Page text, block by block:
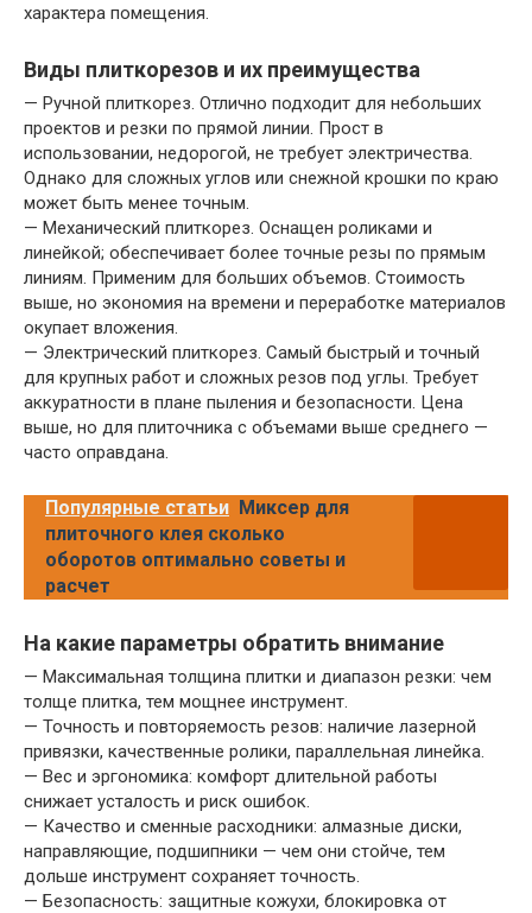
характера помещения.
Виды плиткорезов и их преимущества
— Ручной плиткорез. Отлично подходит для небольших
проектов и резки по прямой линии. Прост в
использовании, недорогой, не требует электричества.
Однако для сложных углов или снежной крошки по краю
может быть менее точным.
— Механический плиткорез. Оснащен роликами и
линейкой; обеспечивает более точные резы по прямым
линиям. Применим для больших объемов. Стоимость
выше, но экономия на времени и переработке материалов
окупает вложения.
— Электрический плиткорез. Самый быстрый и точный
для крупных работ и сложных резов под углы. Требует
аккуратности в плане пыления и безопасности. Цена
выше, но для плиточника с объемами выше среднего —
часто оправдана.
Популярные статьи Миксер для
плиточного клея сколько
оборотов оптимально советы и
расчет
На какие параметры обратить внимание
— Максимальная толщина плитки и диапазон резки: чем
толще плитка, тем мощнее инструмент.
— Точность и повторяемость резов: наличие лазерной
привязки, качественные ролики, параллельная линейка.
— Вес и эргономика: комфорт длительной работы
снижает усталость и риск ошибок.
— Качество и сменные расходники: алмазные диски,
направляющие, подшипники — чем они стойче, тем
дольше инструмент сохраняет точность.
— Безопасность: защитные кожухи, блокировка от